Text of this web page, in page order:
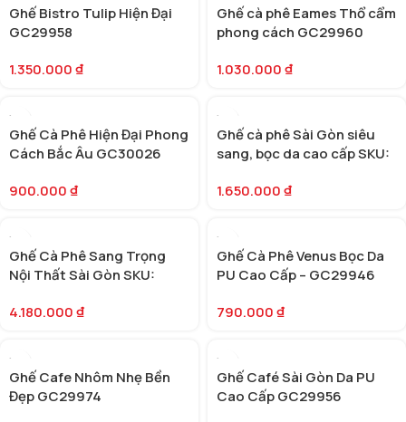
Ghế Bistro Tulip Hiện Đại
GC29958
1.350.000₫
Ghế cà phê Eames Thổ cẩm
phong cách GC29960
1.030.000₫
Ghế Cà Phê Hiện Đại Phong
Cách Bắc Âu GC30026
900.000₫
Ghế cà phê Sài Gòn siêu
sang, bọc da cao cấp SKU:
1.650.000₫
Ghế Cà Phê Sang Trọng
Nội Thất Sài Gòn SKU:
4.180.000₫
Ghế Cà Phê Venus Bọc Da
PU Cao Cấp – GC29946
790.000₫
Ghế Cafe Nhôm Nhẹ Bền
Đẹp GC29974
Ghế Café Sài Gòn Da PU
Cao Cấp GC29956